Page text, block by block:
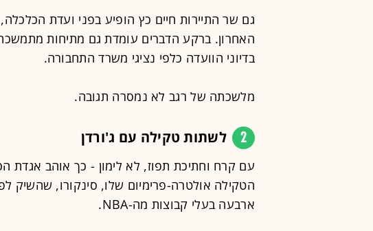
גם שר התיירות חיים כץ הופיע בפני ועדת
האחרון. ברקע הדברים עומדת גם מתיחות מתמשכת
בדיוני הוועדה כלפי נציגי משרד התחבורה.
מלשכתה של רגב לא נמסרה תגובה.
2 לשתות טקילה עם ג'ורדן
עם קרח וחתיכת תפוז, לא לימון - כך אוהב אגדת
הטקילה אולטרה-פרימיום שלו, סינקורו, שהשיק
ארבעה בעלי קבוצות מה-NBA.